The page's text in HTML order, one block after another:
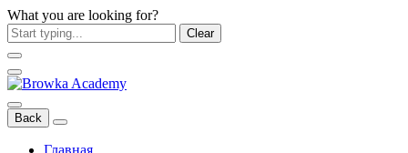
What you are looking for?
Clear
Back
Главная